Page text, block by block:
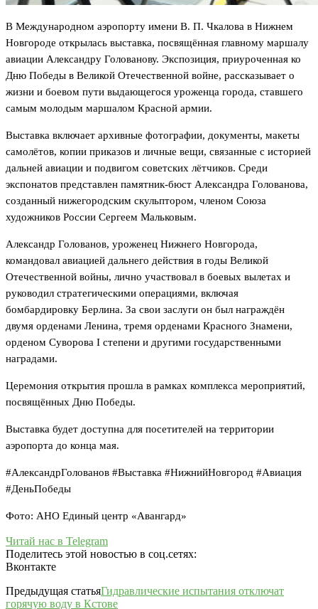
В Международном аэропорту имени В. П. Чкалова в Нижнем
Новгороде открылась выставка, посвящённая главному маршалу
авиации Александру Голованову. Экспозиция, приуроченная ко
Дню Победы в Великой Отечественной войне, рассказывает о
жизни и боевом пути выдающегося уроженца города, ставшего
самым молодым маршалом Красной армии.
Выставка включает архивные фотографии, документы, макеты
самолётов, копии приказов и личные вещи, связанные с историей
дальней авиации и подвигом советских лётчиков. Среди
экспонатов представлен памятник-бюст Александра Голованова,
созданный нижегородским скульптором, членом Союза
художников России Сергеем Мальковым.
Александр Голованов, уроженец Нижнего Новгорода,
командовал авиацией дальнего действия в годы Великой
Отечественной войны, лично участвовал в боевых вылетах и
руководил стратегическими операциями, включая
бомбардировку Берлина. За свои заслуги он был награждён
двумя орденами Ленина, тремя орденами Красного Знамени,
орденом Суворова I степени и другими государственными
наградами.
Церемония открытия прошла в рамках комплекса мероприятий,
посвящённых Дню Победы.
Выставка будет доступна для посетителей на территории
аэропорта до конца мая.
#АлександрГолованов #Выставка #НижнийНовгород #Авиация
#ДеньПобеды
Фото: АНО Единый центр «Авангард»
Читай нас в Telegram
Поделитесь этой новостью в соц.сетях:
Вконтакте
Предыдущая статьяГидравлические испытания отключат
горячую воду в Кстове